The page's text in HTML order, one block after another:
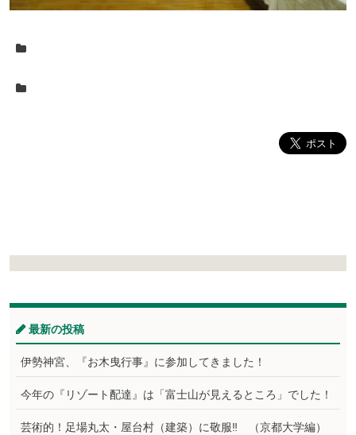
最新の投稿
伊勢神宮、『お木曳行事』に参加してきました！
今年の『リゾート配達』は「富士山が見えるところ」でした！
芸術的！足場丸太・屋台村（建築）に敬服‼ （京都大学編）